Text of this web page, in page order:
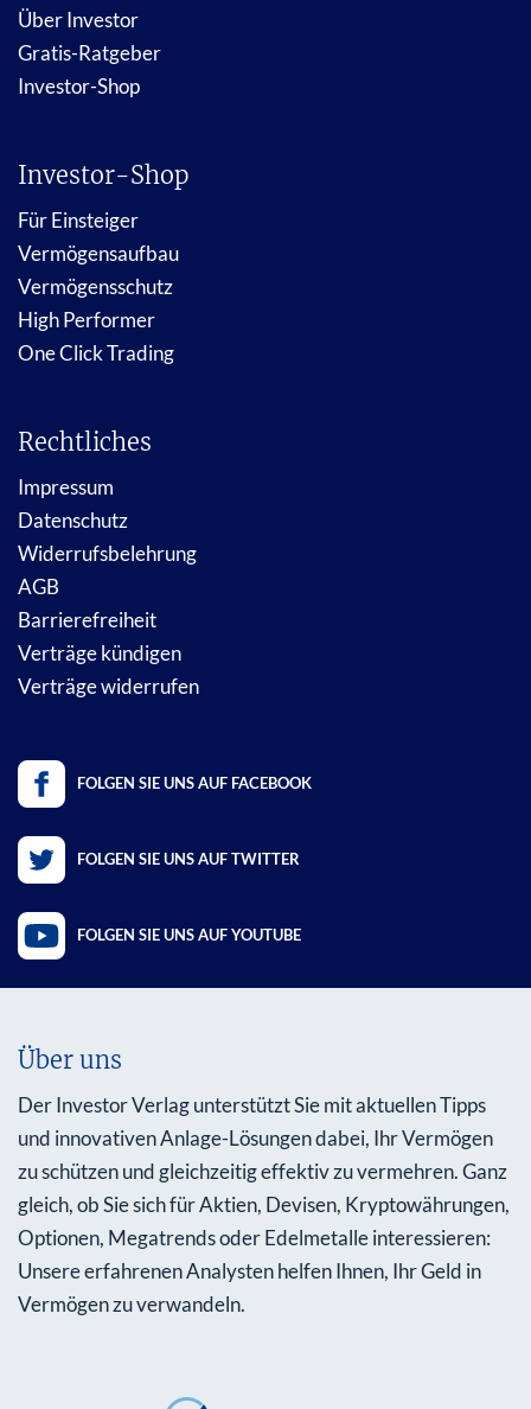
Über Investor
Gratis-Ratgeber
Investor-Shop
Investor-Shop
Für Einsteiger
Vermögensaufbau
Vermögensschutz
High Performer
One Click Trading
Rechtliches
Impressum
Datenschutz
Widerrufsbelehrung
AGB
Barrierefreiheit
Verträge kündigen
Verträge widerrufen
FOLGEN SIE UNS AUF FACEBOOK
FOLGEN SIE UNS AUF TWITTER
FOLGEN SIE UNS AUF YOUTUBE
Über uns
Der Investor Verlag unterstützt Sie mit aktuellen Tipps
und innovativen Anlage-Lösungen dabei, Ihr Vermögen
zu schützen und gleichzeitig effektiv zu vermehren. Ganz
gleich, ob Sie sich für Aktien, Devisen, Kryptowährungen,
Optionen, Megatrends oder Edelmetalle interessieren:
Unsere erfahrenen Analysten helfen Ihnen, Ihr Geld in
Vermögen zu verwandeln.